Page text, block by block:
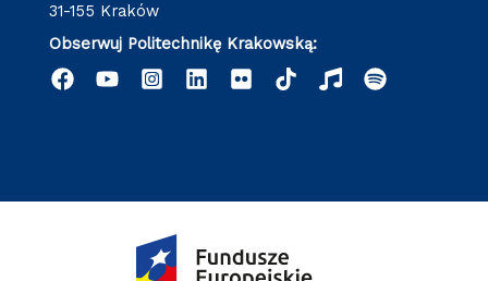
31-155 Kraków
Obserwuj Politechnikę Krakowską: